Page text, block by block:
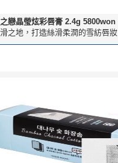
戀晶瑩炫彩唇膏 2.4g 5800won
之地，打造絲滑柔潤的雪紡唇妝